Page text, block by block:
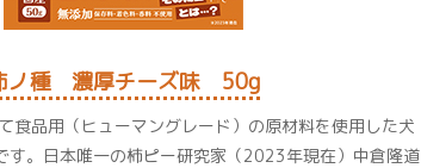
ノ種 濃厚チーズ味 50g
食品用（ヒューマングレード）の原材料を使用した犬
す。日本唯一の柿ピー研究家（2023年現在）中倉隆道